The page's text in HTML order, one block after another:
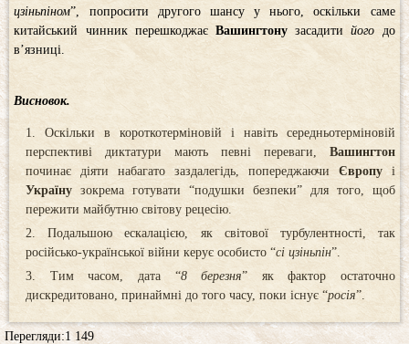
цзіньпіном”, попросити другого шансу у нього, оскільки саме
китайський чинник перешкоджає Вашингтону засадитийого до
в’язниці.
Висновок.
Оскільки в короткотерміновій і навіть середньотерміновій
перспективі диктатури мають певні переваги, Вашингтон
починає діяти набагато заздалегідь, попереджаючи Європуі
Україну зокрема готувати “подушки безпеки” для того, щоб
пережити майбутню світову рецесію.
Подальшою ескалацією, як світової турбулентності, так
російсько-української війни керує особисто “сі цзіньпін”.
Тим часом, дата “8 березня” як фактор остаточно
дискредитовано, принаймні до того часу, поки існує “росія”.
Перегляди:1 149